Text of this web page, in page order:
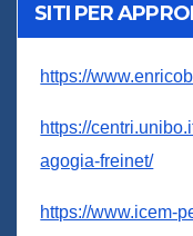
SITI PER
https://
https://
agogia-freinet/
https://www.icem-